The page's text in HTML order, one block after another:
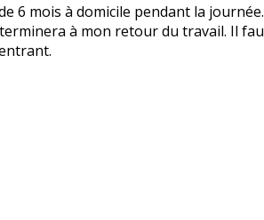
mois à domicile pendant la
à mon retour du travail. Il